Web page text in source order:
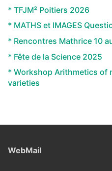
* TFJM² Poitiers 2026
* MATHS et IMAGES
* Rencontres Mathrice 10
* Fête de la Science 2025
* Workshop Arithmetics of
varieties
WebMail